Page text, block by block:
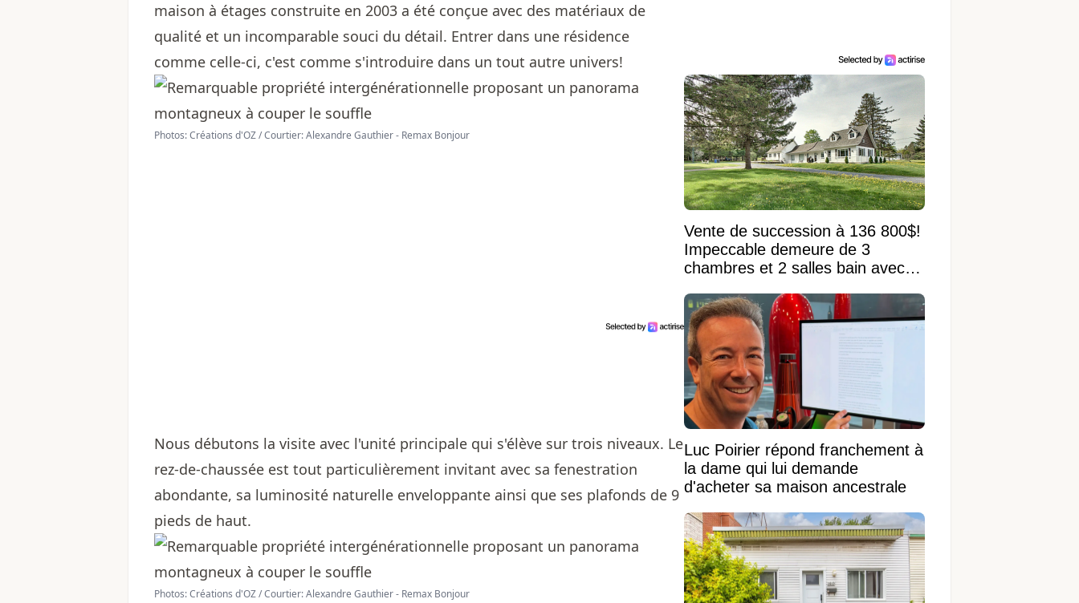
maison à étages construite en 2003 a été conçue avec des matériaux de
qualité et un incomparable souci du détail. Entrer dans une résidence
comme celle-ci, c'est comme s'introduire dans un tout autre univers!
Photos: Créations d'OZ / Courtier: Alexandre Gauthier - Remax Bonjour
Nous débutons la visite avec l'unité principale qui s'élève sur trois niveaux. Le
rez-de-chaussée est tout particulièrement invitant avec sa fenestration
abondante, sa luminosité naturelle enveloppante ainsi que ses plafonds de 9
pieds de haut.
Photos: Créations d'OZ / Courtier: Alexandre Gauthier - Remax Bonjour
Vente de succession à 136 800$!
Impeccable demeure de 3
chambres et 2 salles bain avec
Luc Poirier répond franchement à
la dame qui lui demande
d'acheter sa maison ancestrale